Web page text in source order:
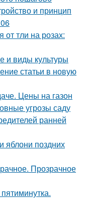
и принцип
от тли на розах:
и виды культуры
статьи в новую
Цены на газон
угрозы саду
ранней
яблони поздних
Прозрачное